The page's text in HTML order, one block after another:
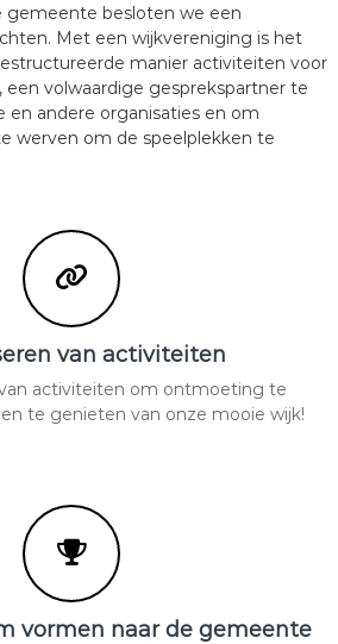
gemeente besloten we een
Met een wijkvereniging is het
manier activiteiten voor
een volwaardige gesprekspartner te
andere organisaties en om
werven om de speelplekken te
van activiteiten
activiteiten om ontmoeting te
te genieten van onze mooie wijk!
vormen naar de gemeente